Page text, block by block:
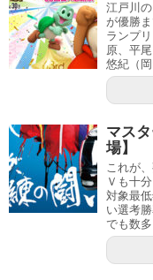
江戸川
が優勝
ランプ
原、平
悠紀（
マス
場】
これが
Ｖも十
対象最
い選考
でも数